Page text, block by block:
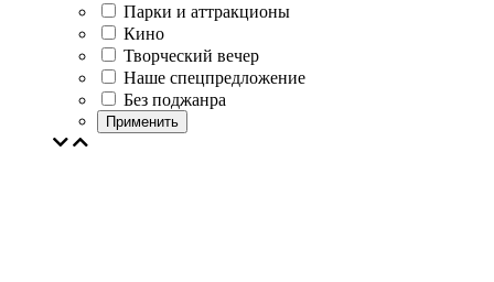
Парки и аттракционы
Кино
Творческий вечер
Наше спецпредложение
Без поджанра
Применить